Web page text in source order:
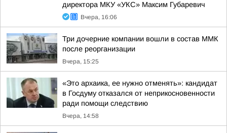
директора МКУ «УКС» Максим Губаревич
Вчера, 16:06
Три дочерние компании вошли в состав ММК
после реорганизации
Вчера, 15:25
«Это архаика, ее нужно отменять»: кандидат
в Госдуму отказался от неприкосновенности
ради помощи следствию
Вчера, 14:58